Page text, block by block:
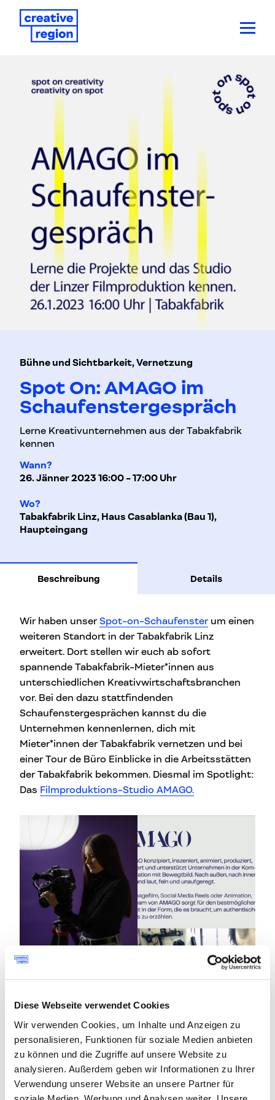
Diese Webseite verwendet Cookies
Wir verwenden Cookies, um Inhalte und Anzeigen zu
personalisieren, Funktionen für soziale Medien anbieten
zu können und die Zugriffe auf unsere Website zu
analysieren. Außerdem geben wir Informationen zu Ihrer
Verwendung unserer Website an unsere Partner für
Bühne und Sichtbarkeit, Vernetzung
Spot On: AMAGO im
Schaufenstergespräch
Lerne Kreativunternehmen aus der Tabakfabrik
kennen
Wann?
26. Jänner 2023 16:00 - 17:00 Uhr
Wo?
Tabakfabrik Linz, Haus Casablanka (Bau 1),
Haupteingang
Beschreibung Details
Wir haben unserSpot-on-Schaufensterum einen
weiteren Standort in der Tabakfabrik Linz
erweitert. Dort stellen wir euch ab sofort
spannende Tabakfabrik-Mieter*innen aus
unterschiedlichen Kreativwirtschaftsbranchen
vor. Bei den dazu stattfindenden
Schaufenstergesprächen kannst du die
Unternehmen kennenlernen, dich mit
Mieter*innen der Tabakfabrik vernetzen und bei
einer Tour de Büro Einblicke in die Arbeitsstätten
der Tabakfabrik bekommen. Diesmal im Spotlight:
Das Filmproduktions-Studio AMAGO.
Lisa Leutgoeb (Project
Lead, Production &
Graphic Design) Foto:
AMAGO
Wie kannst du Bewegtbild für